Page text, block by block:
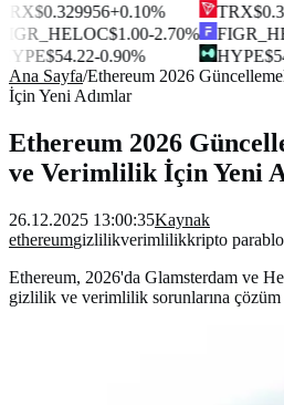
$0.329956+0.10%
$1.00-2.70%
$54.22-0.90%
TRX
HYPE
Ana Sayfa/Ethereum 2026
İçin Yeni Adımlar
Ethereum 2026
ve Verimlilik İçin Yeni
26.12.2025 13:00:35Kaynak
ethereumgizlilikverimlilikkripto para
Ethereum, 2026'da Glamsterdam ve
gizlilik ve verimlilik sorunlarına çözüm